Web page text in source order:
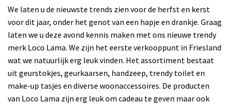
We laten u de nieuwste trends zien voor de herfst en kerst
voor dit jaar, onder het genot van een hapje en drankje. Graag
laten we u deze avond kennis maken met ons nieuwe trendy
merk Loco Lama. We zijn het eerste verkooppunt in Friesland
wat we natuurlijk erg leuk vinden. Het assortiment bestaat
uit geurstokjes, geurkaarsen, handzeep, trendy toilet en
make-up tasjes en diverse woonaccessoires. De producten
van Loco Lama zijn erg leuk om cadeau te geven maar ook